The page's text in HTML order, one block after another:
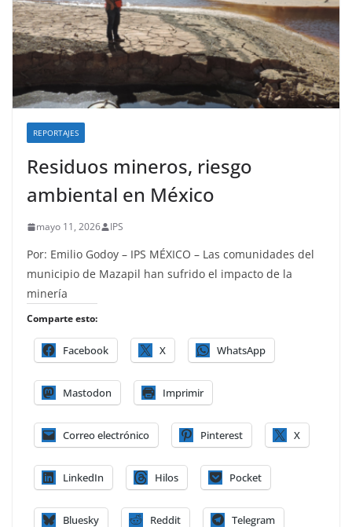
REPORTAJES
Residuos mineros, riesgo
ambiental en México
mayo 11, 2026 IPS
Por: Emilio Godoy – IPS MÉXICO – Las comunidades del
municipio de Mazapil han sufrido el impacto de la
minería
Comparte esto:
Facebook X WhatsApp
Mastodon Imprimir
Correo electrónico Pinterest X
LinkedIn Hilos Pocket
Bluesky Reddit Telegram